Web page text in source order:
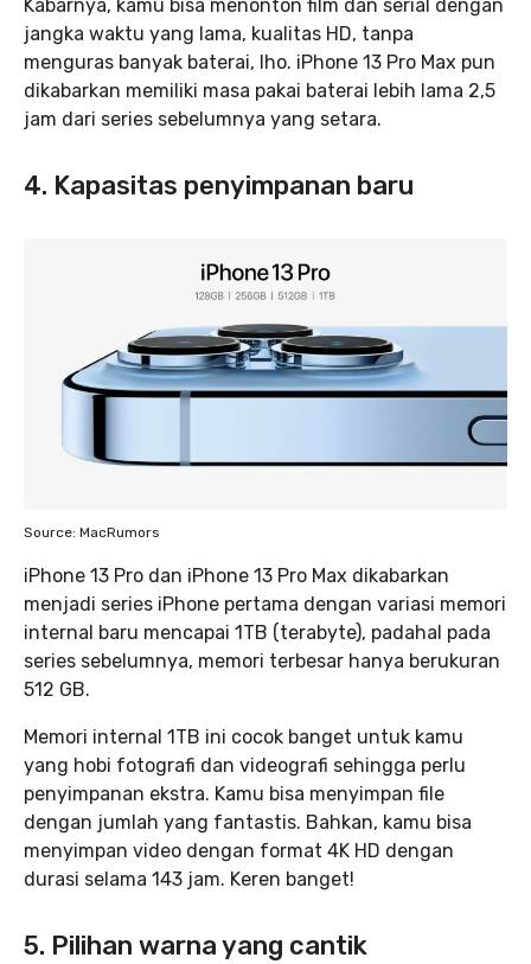
Kabarnya, kamu bisa menonton film dan serial dengan
jangka waktu yang lama, kualitas HD, tanpa
menguras banyak baterai, lho. iPhone 13 Pro Max pun
dikabarkan memiliki masa pakai baterai lebih lama 2,5
jam dari series sebelumnya yang setara.
4. Kapasitas penyimpanan baru
Source: MacRumors
iPhone 13 Pro dan iPhone 13 Pro Max dikabarkan
menjadi series iPhone pertama dengan variasi memori
internal baru mencapai 1TB (terabyte), padahal pada
series sebelumnya, memori terbesar hanya berukuran
512 GB.
Memori internal 1TB ini cocok banget untuk kamu
yang hobi fotografi dan videografi sehingga perlu
penyimpanan ekstra. Kamu bisa menyimpan file
dengan jumlah yang fantastis. Bahkan, kamu bisa
menyimpan video dengan format 4K HD dengan
durasi selama 143 jam. Keren banget!
5. Pilihan warna yang cantik